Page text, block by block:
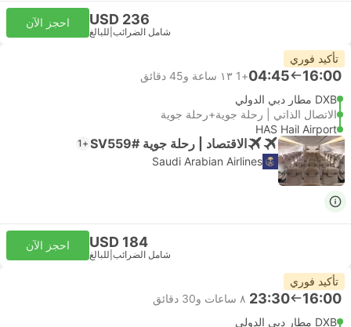
USD 236
شامل الضرائب للبالغ
احجز الآن
تأكيد فوري
16:00
04:45
+1
١٣ ساعة و‫45 دقائق
DXB مطار دبي الدولي
الاتصال الذاتي | رحلة جوية+رحلة جوية
HAS Hail Airport
الاقتصاد | رحلة جوية #SV559 +1
Saudi Arabian Airlines
USD 184
شامل الضرائب للبالغ
احجز الآن
تأكيد فوري
16:00
23:30 ٨ ساعات و‫30 دقائق
DXB مطار دبي الدولي